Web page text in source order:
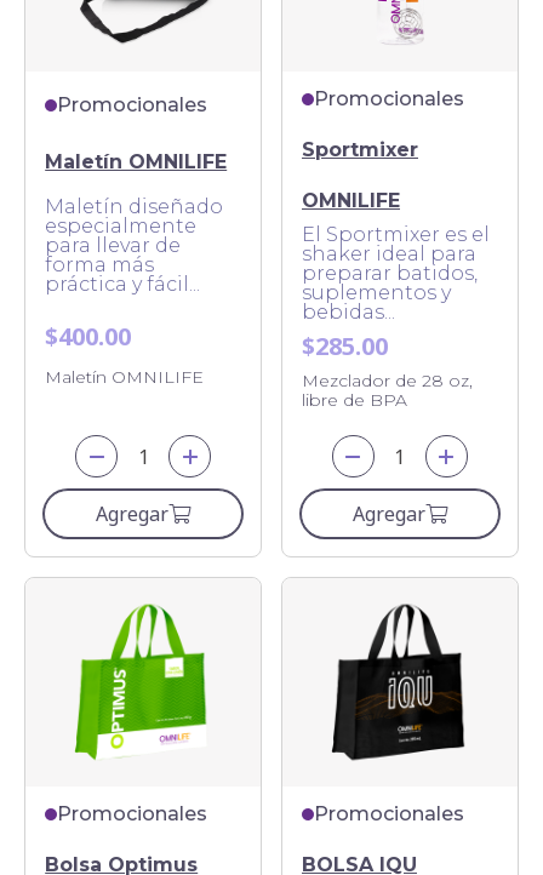
Promocionales
Maletín OMNILIFE
Maletín diseñado
especialmente
para llevar de
forma más
práctica y fácil...
$400.00
Maletín OMNILIFE
Agregar
Promocionales
Sportmixer
OMNILIFE
El Sportmixer es el
shaker ideal para
preparar batidos,
suplementos y
bebidas...
$285.00
Mezclador de 28 oz,
libre de BPA
Agregar
Promocionales
Bolsa Optimus
Promocionales
BOLSA IQU